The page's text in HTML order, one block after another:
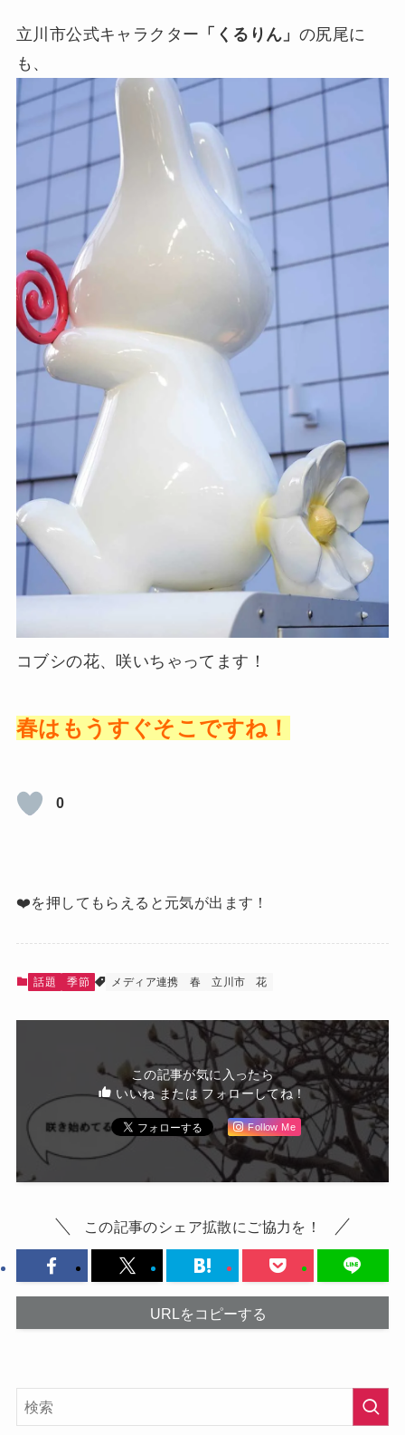
立川市公式キャラクター 「くるりん」 の尻尾に
も、
コブシの花、咲いちゃってます！
春はもうすぐそこですね！
0
❤️を押してもらえると元気が出ます！
話題 季節 メディア連携 春 立川市 花
この記事が気に入ったら
いいね または フォローしてね！
Follow Me
この記事のシェア拡散にご協力を！
URLをコピーする